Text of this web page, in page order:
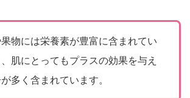
物には栄養素が豊富に含まれてい
肌にとってもプラスの効果を与え
多く含まれています。